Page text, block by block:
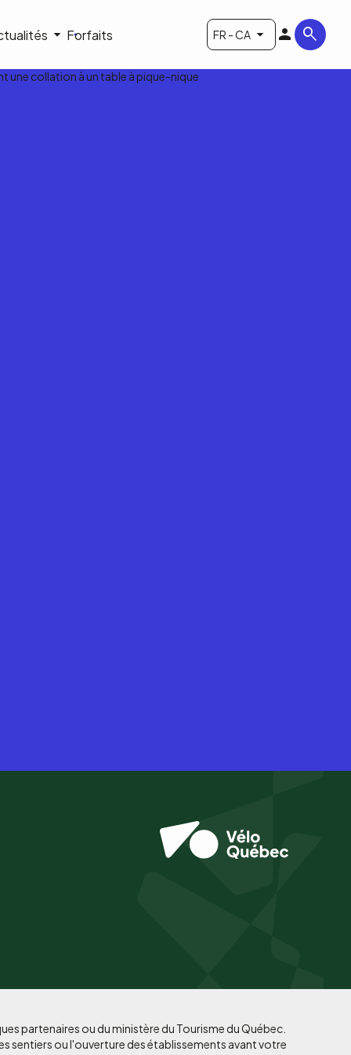
Forfaits FR - CA
partenaires ou du ministère du Tourisme du Québec.
sentiers ou l'ouverture des établissements avant votre